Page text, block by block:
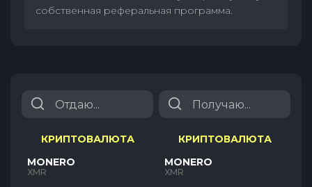
собственная реферальная программа.
КРИПТОВАЛЮТА
MONERO
XMR
КРИПТОВАЛЮТА
MONERO
XMR